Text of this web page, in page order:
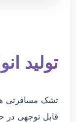
تولید
تشک مسافرتی
قابل توجهی در